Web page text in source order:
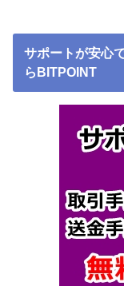
サポートが安心
らBITPOINT